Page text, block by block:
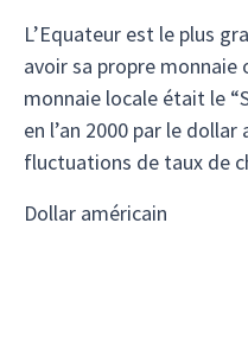
L’Equateur est le plus
avoir sa propre monnaie
monnaie locale était le
en l’an 2000 par le
fluctuations de taux de
Dollar américain